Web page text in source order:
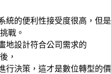
統的便利性接受度很高，但是
戰。
地設計符合公司需求的
，
行決策，這才是數位轉型的價